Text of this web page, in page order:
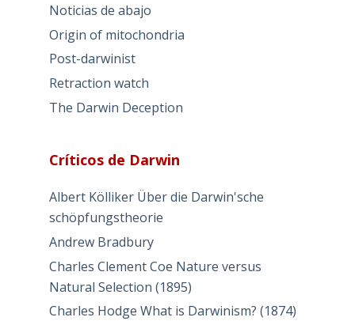
Noticias de abajo
Origin of mitochondria
Post-darwinist
Retraction watch
The Darwin Deception
Críticos de Darwin
Albert Kölliker Über die Darwin'sche
schöpfungstheorie
Andrew Bradbury
Charles Clement Coe Nature versus
Natural Selection (1895)
Charles Hodge What is Darwinism? (1874)